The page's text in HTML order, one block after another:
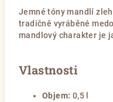
Jemné tóny mandlí
tradičně vyráběné
mandlový charakter je
Vlastnosti
Objem: 0,5 l